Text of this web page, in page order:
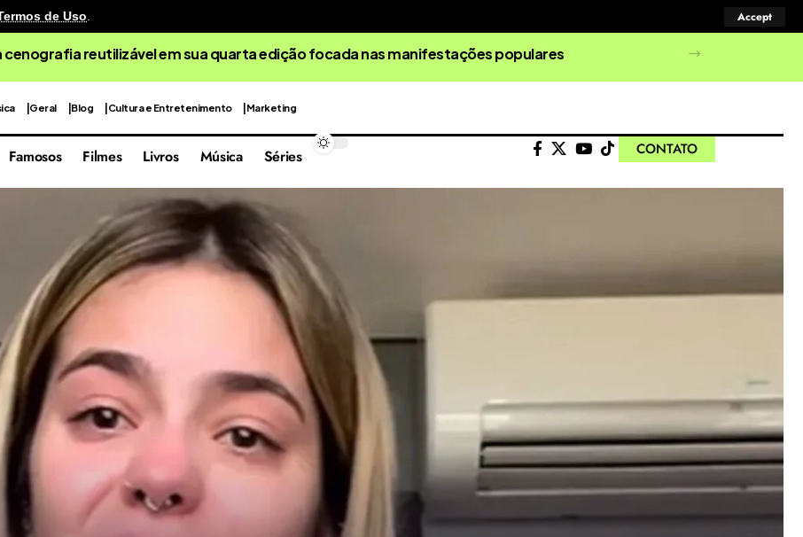
de Uso. Accept
cenografia reutilizável em sua quarta edição focada nas manifestações populares
Geral Blog Cultura e Entretenimento Marketing
Famosos Filmes Livros Música Séries CONTATO